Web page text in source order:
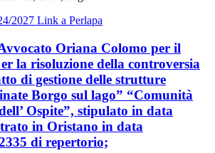
2027 Link a Perlapa
Oriana Colomo per il
la risoluzione della controversia
di gestione delle strutture
Borgo sul lago” “Comunità
Ospite”, stipulato in data
in Oristano in data
di repertorio;